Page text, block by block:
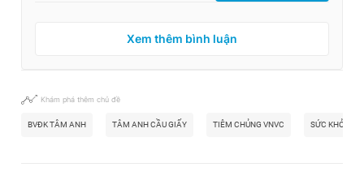
Xem thêm bình luận
Khám phá thêm chủ đề
BVĐK TÂM ANH TÂM ANH CẦU GIẤY TIÊM CHỦNG VNVC SỨC KHỎE